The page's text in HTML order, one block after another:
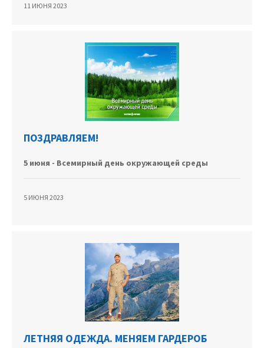
11 ИЮНЯ 2023
ПОЗДРАВЛЯЕМ!
5 июня - Всемирный день окружающей среды
5 ИЮНЯ 2023
ЛЕТНЯЯ ОДЕЖДА. МЕНЯЕМ ГАРДЕРОБ